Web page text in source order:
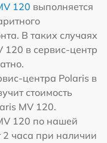
120 выполняется
В таких случаях
120 в сервис-центр
центра Polaris в
стоимость
MV 120.
120 по нашей
2 часа при наличии